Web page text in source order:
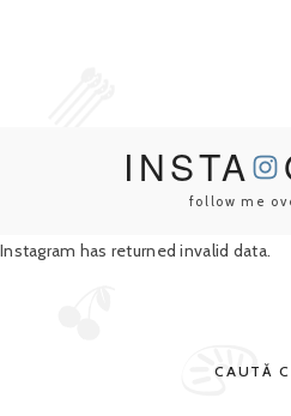
INSTA
follow me
Instagram has returned invalid data.
CAUTĂ